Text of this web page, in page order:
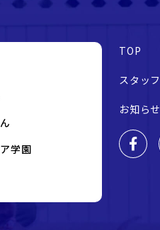
学園
TOP
スタッフ
お知らせ